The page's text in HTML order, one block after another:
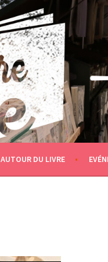
AUTOUR DU LIVRE